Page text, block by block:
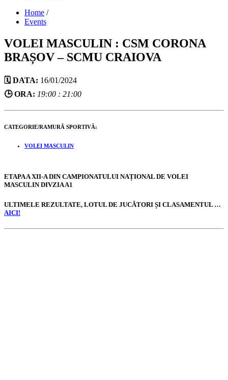
Home /
Events
VOLEI MASCULIN : CSM CORONA
BRAȘOV – SCMU CRAIOVA
🗓️ DATA: 16/01/2024
🕒 ORA: 19:00 : 21:00
CATEGORIE/RAMURĂ SPORTIVĂ:
VOLEI MASCULIN
ETAPA A XII-A DIN CAMPIONATULUI NAȚIONAL DE VOLEI
MASCULIN DIVZIA A1
ULTIMELE REZULTATE, LOTUL DE JUCĂTORI ȘI CLASAMENTUL …
AICI!